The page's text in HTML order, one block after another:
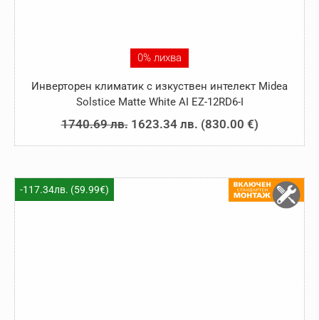
0% лихва
Инверторен климатик с изкуствен интелект Midea
Solstice Matte White AI EZ-12RD6-I
1740.69лв. Original
price
1623.34 лв.Текущата
цена
1623.34 лв..
(830.00 €)
-117.34лв. (59.99€)